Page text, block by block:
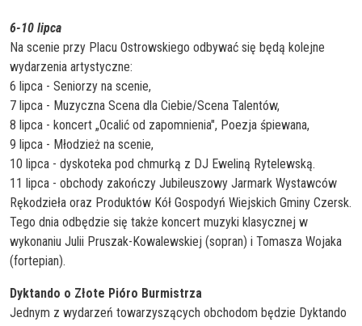
6-10 lipca
Na scenie przy Placu Ostrowskiego odbywać się będą kolejne
wydarzenia artystyczne:
6 lipca - Seniorzy na scenie,
7 lipca - Muzyczna Scena dla Ciebie/Scena Talentów,
8 lipca - koncert „Ocalić od zapomnienia", Poezja śpiewana,
9 lipca - Młodzież na scenie,
10 lipca - dyskoteka pod chmurką z DJ Eweliną Rytelewską.
11 lipca - obchody zakończy Jubileuszowy Jarmark Wystawców
Rękodzieła oraz Produktów Kół Gospodyń Wiejskich Gminy Czersk.
Tego dnia odbędzie się także koncert muzyki klasycznej w
wykonaniu Julii Pruszak-Kowalewskiej (sopran) i Tomasza Wojaka
(fortepian).
Dyktando o Złote Pióro Burmistrza
Jednym z wydarzeń towarzyszących obchodom będzie Dyktando